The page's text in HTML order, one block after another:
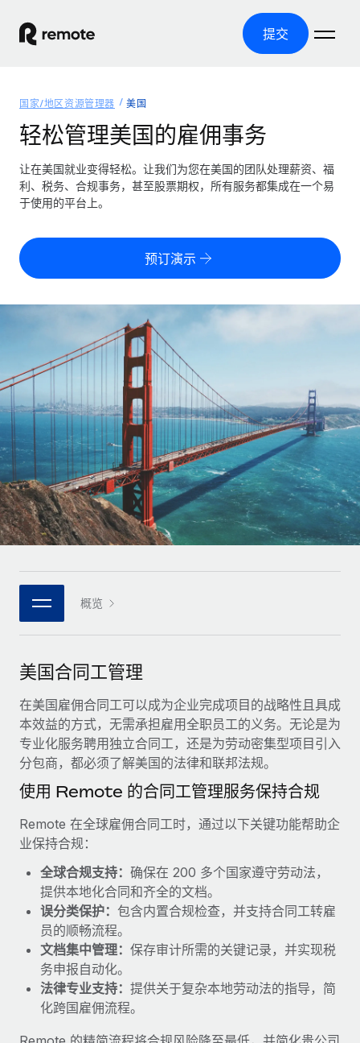
提交
产品
全球招聘
全球薪资管理
轻松运行合规薪资
零实体成本实现全球扩张
全球合规聘用合同工
合同工管理
全球合同工入职与管理
PEO
外包复杂雇佣任务
基础设施
Remote Embedded
将人力资源无缝融入工作流程
团队的内置核心人力资源功能
连接 新的
使用我们的 MCP 将任何人工智能工具与 Remote 平台相连
借助核心业务工具简化流程
服务
咨询专家
简化候选人筛选流程
合规守望台
防范合规风险
设备管理
在全球范围内配置和跟踪 IT 设备
实体设立
快速建立合规实体
人员调配与搬迁
覆盖全球
美国各州浏览器
Remote 无惧对比
了解我们的竞争优势
成长阶段
初创企业
为成长型企业量身打造的全球敏捷型人力资源与薪资解决方案
中型市场
通过定制化人力资源解决方案扩展团队
企业
与我们携手合作
战略技术合作伙伴
与我们共探合作机遇
Remote Build 即将推出
集成与人工智能自动化咨询
资源
工具与计算器
误分类风险计算工具
员工成本计算器
计算任何国家的员工总成本
合同工薪酬结算计算器
探索全球合同工的结算货币选项与结算速度
通过 REMOTE 学习
研究与指引
案例研究
人力资源术语表
核对表和模板
职位描述库
网络研讨会
活动
新闻室
薪金与人才洞察
洞察中心
获得支持
查看全部资源
博客
Why owned entities are key to maintaining
EOR compliance
As the global workforce continues to expand in response
to the demands of today’s labor market, the...
了解更多
定价
中文（简体）
Nederlands
Français
Deutsch
Español
Italiano
Português (Portugal)
日本語
한국어
中文（简体）
登录
国家/地区资源管理器 美国
轻松管理美国的雇佣事务
让在美国就业变得轻松。让我们为您在美国的团队处理薪资、福
利、税务、合规事务，甚至股票期权，所有服务都集成在一个易
于使用的平台上。
预订演示
概览
美国合同工管理
在美国雇佣合同工可以成为企业完成项目的战略性且具成
本效益的方式，无需承担雇用全职员工的义务。无论是为
专业化服务聘用独立合同工，还是为劳动密集型项目引入
分包商，都必须了解美国的法律和联邦法规。
使用 Remote 的合同工管理服务保持合规
Remote 在全球雇佣合同工时，通过以下关键功能帮助企
业保持合规：
全球合规支持： 确保在 200 多个国家遵守劳动法，
提供本地化合同和齐全的文档。
误分类保护： 包含内置合规检查，并支持合同工转雇
员的顺畅流程。
文档集中管理： 保存审计所需的关键记录，并实现税
务申报自动化。
法律专业支持： 提供关于复杂本地劳动法的指导，简
化跨国雇佣流程。